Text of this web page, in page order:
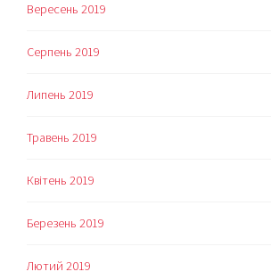
Вересень 2019
Серпень 2019
Липень 2019
Травень 2019
Квітень 2019
Березень 2019
Лютий 2019